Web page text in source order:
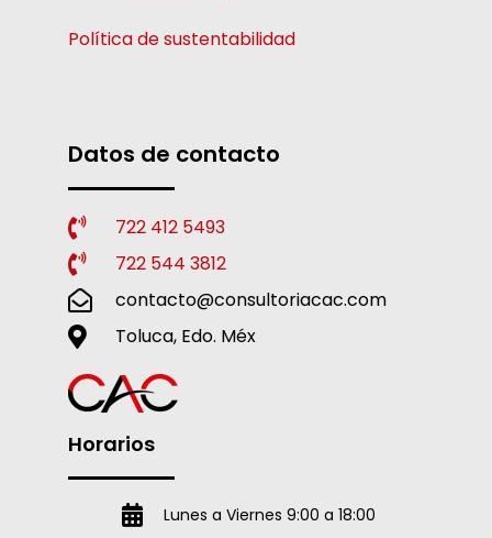
Política de sustentabilidad
Datos de contacto
722 412 5493
722 544 3812
contacto@consultoriacac.com
Toluca, Edo. Méx
Horarios
Lunes a Viernes 9:00 a 18:00